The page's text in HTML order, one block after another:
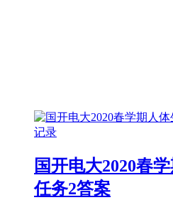
国开电大2020春
任务2答案